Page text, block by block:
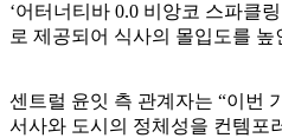
‘어터너티바 0.0 비앙코 스파클
로 제공되어 식사의 몰입도를 높
센트럴 윤잇 측 관계자는 “이번
서사와 도시의 정체성을 컨템포